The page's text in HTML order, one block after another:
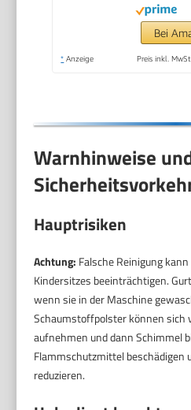
Kinder
Bei
* Anzeige Preis inkl.
Warnhinweise
Hauptrisiken
Achtung: Falsche Reinigung
Kindersitzes beeinträchtigen.
wenn sie in der Maschine
Schaumstoffpolster können sich
aufnehmen und dann Schimmel
Flammschutzmittel beschädigen
reduzieren.